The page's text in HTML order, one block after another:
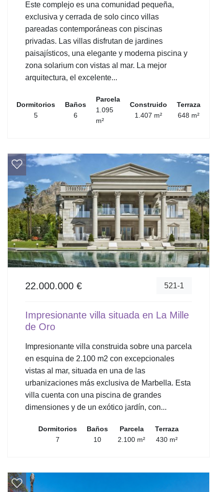
Este complejo es una comunidad pequeña,
exclusiva y cerrada de solo cinco villas
pareadas contemporáneas con piscinas
privadas. Las villas disfrutan de jardines
paisajísticos, una elegante y moderna piscina y
zona solarium con vistas al mar. La mejor
arquitectura, el excelente...
Dormitorios
5
Baños
6
Parcela
1.095
m²
Construido
1.407 m²
Terraza
648 m²
22.000.000 € 521-1
Impresionante villa situada en La Mille
de Oro
Impresionante villa construida sobre una parcela
en esquina de 2.100 m2 con excepcionales
vistas al mar, situada en una de las
urbanizaciones más exclusiva de Marbella. Esta
villa cuenta con una piscina de grandes
dimensiones y de un exótico jardín, con...
Dormitorios
7
Baños
10
Parcela
2.100 m²
Terraza
430 m²